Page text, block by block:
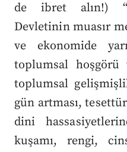
de ibret alın!)
Devletinin muasır
ve ekonomide
toplumsal hoşgörü
toplumsal
gün artması, tesettür
dini
kuşamı, rengi,